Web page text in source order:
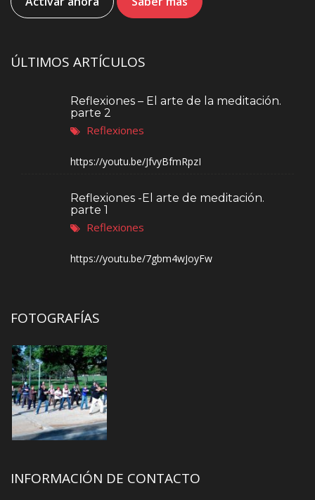
ÚLTIMOS ARTÍCULOS
Reflexiones – El arte de la meditación.
parte 2
Reflexiones
https://youtu.be/JfvyBfmRpzI
Reflexiones -El arte de meditación.
parte 1
Reflexiones
https://youtu.be/7gbm4wJoyFw
FOTOGRAFÍAS
INFORMACIÓN DE CONTACTO